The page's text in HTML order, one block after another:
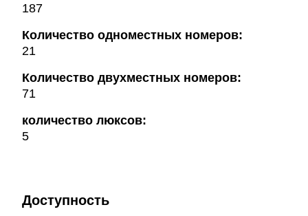
187
Количество одноместных номеров:
21
Количество двухместных номеров:
71
количество люксов:
5
Доступность